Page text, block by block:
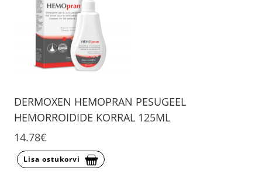
DERMOXEN HEMOPRAN PESUGEEL
HEMORROIDIDE KORRAL 125ML
14.78€
Lisa ostukorvi